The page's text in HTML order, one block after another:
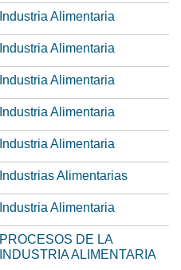
Industria Alimentaria
Industria Alimentaria
Industria Alimentaria
Industria Alimentaria
Industria Alimentaria
Industrias Alimentarias
Industria Alimentaria
PROCESOS DE LA
INDUSTRIA ALIMENTARIA